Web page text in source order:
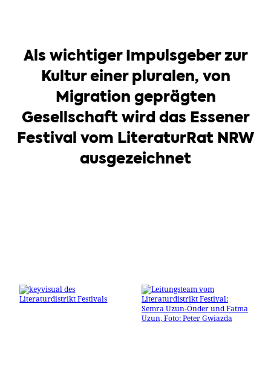
Als wichtiger Impulsgeber zur
Kultur einer pluralen, von
Migration geprägten
Gesellschaft wird das Essener
Festival vom LiteraturRat NRW
ausgezeichnet